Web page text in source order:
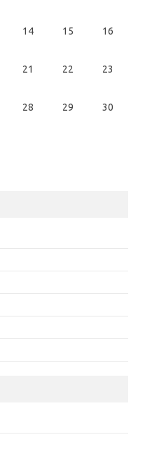
14 15 16
21 22 23
28 29 30